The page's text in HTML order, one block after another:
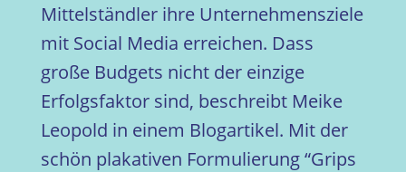
Mittelständler ihre Unternehmensziele
mit Social Media erreichen. Dass
große Budgets nicht der einzige
Erfolgsfaktor sind, beschreibt Meike
Leopold in einem Blogartikel. Mit der
schön plakativen Formulierung “Grips